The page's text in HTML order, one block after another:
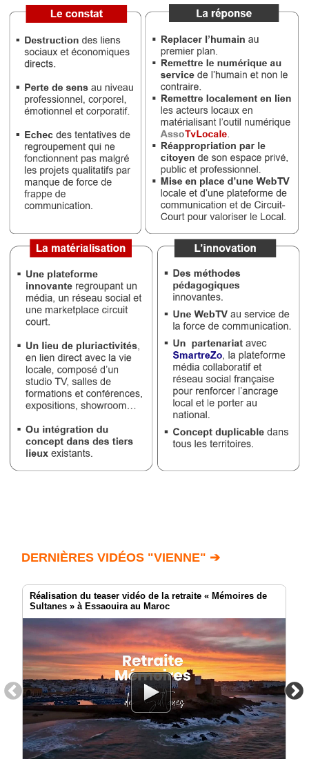
DERNIÈRES VIDÉOS "VIENNE" ➔
Réalisation du teaser vidéo de la retraite « Mémoires de
Sultanes » à Essaouira au Maroc